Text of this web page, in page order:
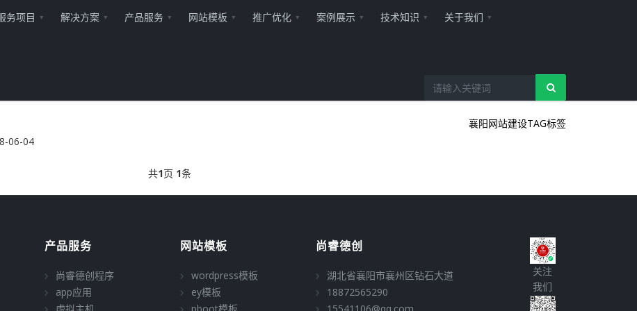
务项目 解决方案 产品服务 网站模板 推广优化 案例展示 技术知识 关于我们
襄阳网站建设TAG标签
06-04
共1页 1条
产品服务
尚睿德创程序
app应用
网站模板
wordpress模板
ey模板
尚睿德创
湖北省襄阳市襄州区钻石大道
18872565290
关注
我们